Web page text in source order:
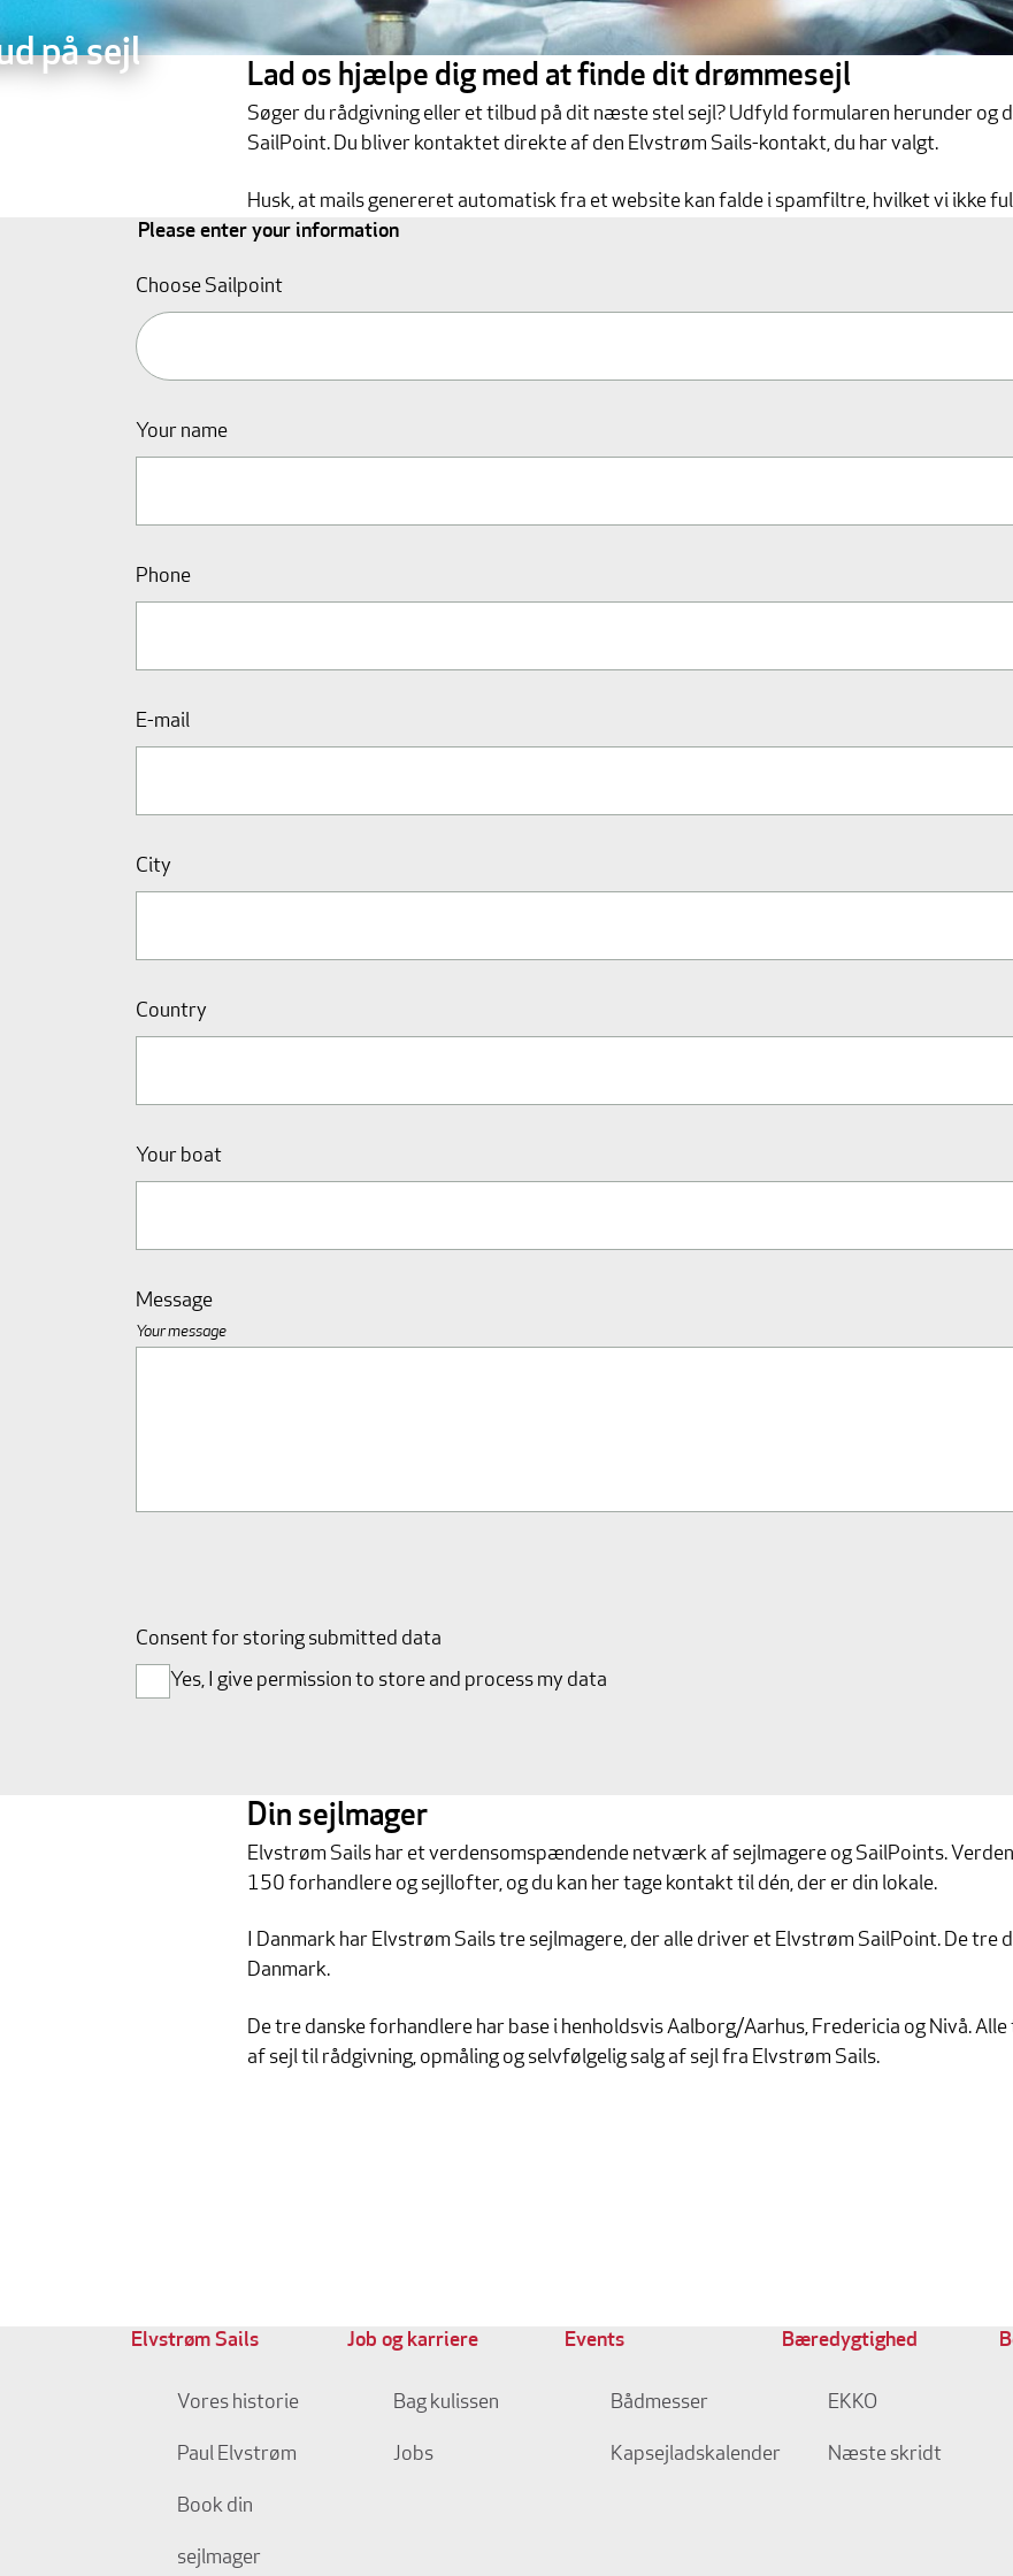
på sejl
Lad os hjælpe dig med at finde dit drømmesejl
Søger du rådgivning eller et tilbud på dit næste stel sejl? Udfyld formularen herunder og
SailPoint. Du bliver kontaktet direkte af den Elvstrøm Sails-kontakt, du har valgt.
Husk, at mails genereret automatisk fra et website kan falde i spamfiltre, hvilket vi ikke
Please enter your information
Choose Sailpoint
Your name
Phone
E-mail
City
Country
Your boat
Message
Your message
Consent for storing submitted data
Yes, I give permission to store and process my data
Din sejlmager
Elvstrøm Sails har et verdensomspændende netværk af sejlmagere og SailPoints.
150 forhandlere og sejllofter, og du kan her tage kontakt til dén, der er din lokale.
I Danmark har Elvstrøm Sails tre sejlmagere, der alle driver et Elvstrøm SailPoint. De
Danmark.
De tre danske forhandlere har base i henholdsvis Aalborg/Aarhus, Fredericia og Nivå.
af sejl til rådgivning, opmåling og selvfølgelig salg af sejl fra Elvstrøm Sails.
Elvstrøm Sails
Vores historie
Paul Elvstrøm
Book din
sejlmager
Job og karriere
Bag kulissen
Jobs
Events
Bådmesser
Kapsejladskalender
Bæredygtighed
EKKO
Næste skridt